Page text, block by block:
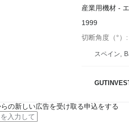
産業用機材 -
1999
切断角度（°）
スペイン,
の新しい広告を受け取る申込をする